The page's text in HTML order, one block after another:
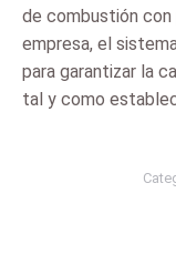
de combustión con
empresa, el
para garantizar la
tal y como